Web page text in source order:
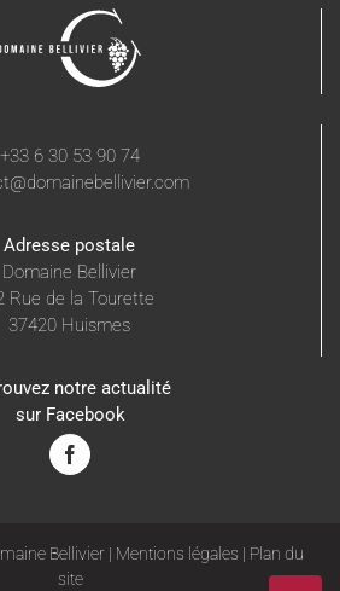
+33 6 30 53 90 74
Adresse postale
Domaine Bellivier
Rue de la Tourette
37420 Huismes
notre actualité
sur Facebook
Bellivier | Mentions légales | Plan du
site
Aller